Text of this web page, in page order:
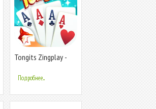
Tongits Zingplay -
Подробнее...